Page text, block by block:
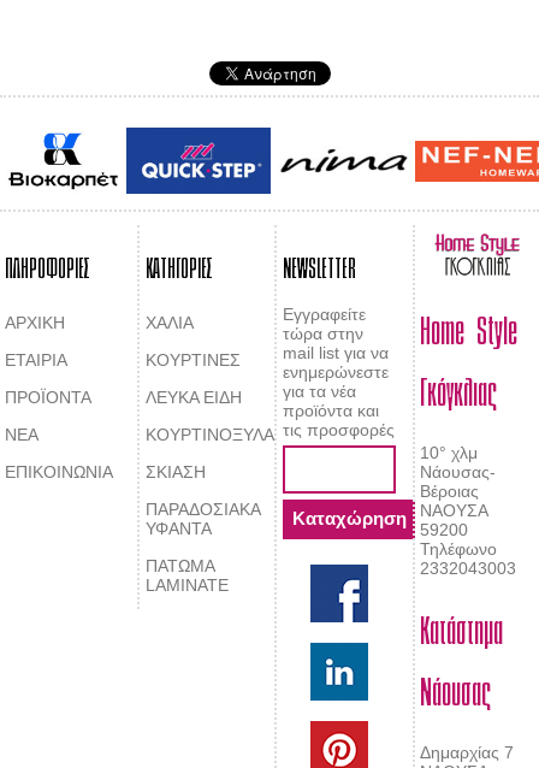
ΠΛΗΡΟΦΟΡΙΕΣ
ΑΡΧΙΚΗ
ΕΤΑΙΡΙΑ
ΠΡΟΪΟΝΤΑ
ΝΕΑ
ΕΠΙΚΟΙΝΩΝΙΑ
ΚΑΤΗΓΟΡΙΕΣ
ΧΑΛΙΑ
ΚΟΥΡΤΙΝΕΣ
ΛΕΥΚΑ ΕΙΔΗ
ΚΟΥΡΤΙΝΟΞΥΛΑ
ΣΚΙΑΣΗ
ΠΑΡΑΔΟΣΙΑΚΑ
ΥΦΑΝΤΑ
ΠΑΤΩΜΑ
LAMINATE
NEWSLETTER
Εγγραφείτε
τώρα στην
mail list για να
ενημερώνεστε
για τα νέα
προϊόντα και
τις προσφορές
Home Style
Γκόγκλιας
10° χλμ
Νάουσας-
Βέροιας
ΝΑΟΥΣΑ
59200
Τηλέφωνο
2332043003
Κατάστημα
Νάουσας
Δημαρχίας 7